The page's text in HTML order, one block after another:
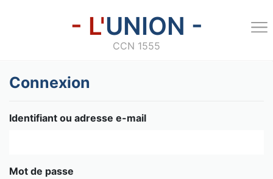
- L'UNION -
CCN 1555
Connexion
Identifiant ou adresse e-mail
Mot de passe